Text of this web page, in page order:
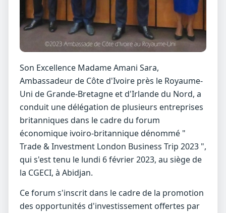
Son Excellence Madame Amani Sara,
Ambassadeur de Côte d'Ivoire près le Royaume-
Uni de Grande-Bretagne et d'Irlande du Nord, a
conduit une délégation de plusieurs entreprises
britanniques dans le cadre du forum
économique ivoiro-britannique dénommé "
Trade & Investment London Business Trip 2023 ",
qui s'est tenu le lundi 6 février 2023, au siège de
la CGECI, à Abidjan.
Ce forum s'inscrit dans le cadre de la promotion
des opportunités d'investissement offertes par